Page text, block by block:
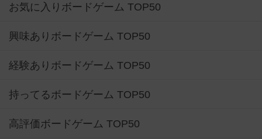
お気に入りボードゲーム TOP50
興味ありボードゲーム TOP50
経験ありボードゲーム TOP50
持ってるボードゲーム TOP50
高評価ボードゲーム TOP50